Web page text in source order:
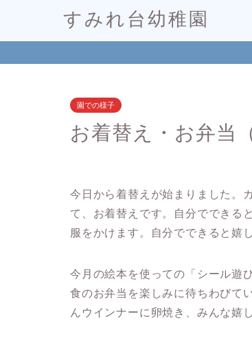
すみれ台幼稚園
園での様子
お着替え・お弁当
今日から着替えが始まりました。
て、お着替えです。自分でできる
服をかけます。自分でできると嬉
今月の絵本を使っての「シール遊
食のお弁当を楽しみに待ちわびて
んウインナーに卵焼き、みんな嬉